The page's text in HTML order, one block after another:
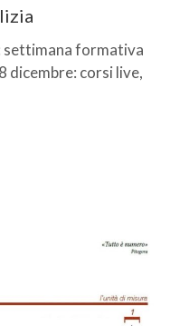
settimana formativa
dicembre: corsi live,